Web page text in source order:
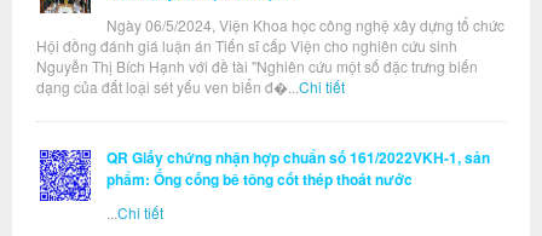
Ngày 06/5/2024, Viện Khoa học công nghệ xây dựng tổ chức
Hội đồng đánh giá luận án Tiến sĩ cấp Viện cho nghiên cứu sinh
Nguyễn Thị Bích Hạnh với đề tài "Nghiên cứu một số đặc trưng biến
dạng của đất loại sét yếu ven biển đ�... Chi tiết
QR Giấy chứng nhận hợp chuẩn số 161/2022VKH-1, sản
phẩm: Ống cống bê tông cốt thép thoát nước
Chi tiết